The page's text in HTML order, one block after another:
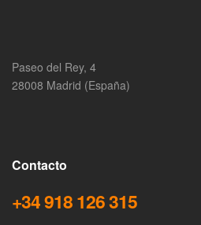
Paseo del Rey, 4
28008 Madrid (España)
Contacto
+34 918 126 315